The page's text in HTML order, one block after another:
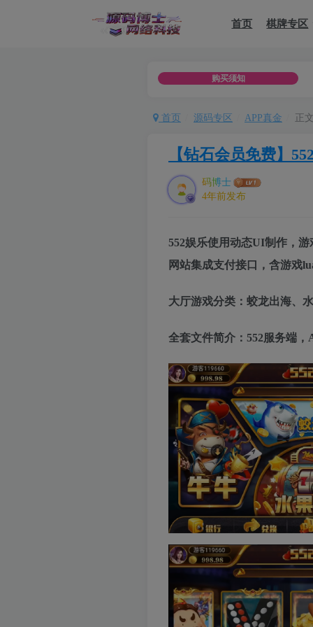
首页 棋牌专区
购买须知
首页 源码专区 APP真金 正
【钻石会员免费】
码博士
4年前发布
552娱乐使用动态UI制作，
网站集成支付接口，含游戏
大厅游戏分类：蛟龙出海、
全套文件简介：552服务端